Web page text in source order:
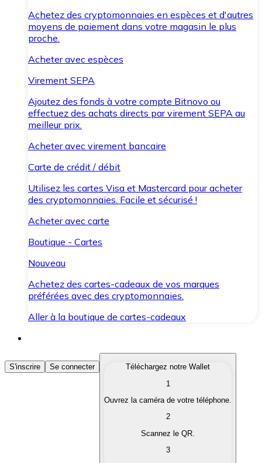
Achetez des cryptomonnaies en espèces et d'autres
moyens de paiement dans votre magasin le plus
proche.
Acheter avec espèces
Virement SEPA
Ajoutez des fonds à votre compte Bitnovo ou
effectuez des achats directs par virement SEPA au
meilleur prix.
Acheter avec virement bancaire
Carte de crédit / débit
Utilisez les cartes Visa et Mastercard pour acheter
des cryptomonnaies. Facile et sécurisé !
Acheter avec carte
Boutique - Cartes
Nouveau
Achetez des cartes-cadeaux de vos marques
préférées avec des cryptomonnaies.
Aller à la boutique de cartes-cadeaux
Acheter des Cryptomonnaies
Achetez les cryptomonnaies qui vous intéressent
Convertissez vos cryptomonnaies en monnaie
S'inscrire Se connecter
Téléchargez notre Wallet
1
Ouvrez la caméra de votre téléphone.
2
Scannez le QR.
3